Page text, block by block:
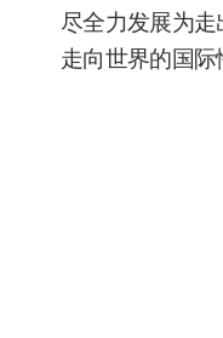
尽全力发展为走
走向世界的国际